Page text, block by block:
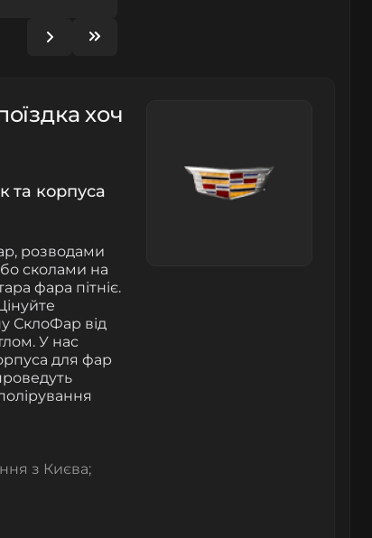
хоч
та корпуса
розводами
сколами на
фара пітніє.
СклоФар від
У нас
для фар
з Києва;